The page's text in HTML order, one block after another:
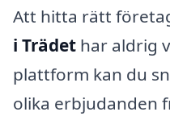
Att hitta rätt
i Trädet har aldrig
plattform kan du
olika erbjudanden